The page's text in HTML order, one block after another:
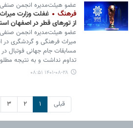
عضو هیئت‌مدیره انجمن
فرهنگ
غفلت وزارت
از تورهای قطر در اصفهان
عضو هیئت‌مدیره انجمن
میراث فرهنگی و گردشگری در
مسابقات جام جهانی فوتبال
تداوم نداشت و به نتیجه
۱۴۰۱-۰۸-۲۸ ۰۸:۵۱
قبلی ۱ ۲ ۳